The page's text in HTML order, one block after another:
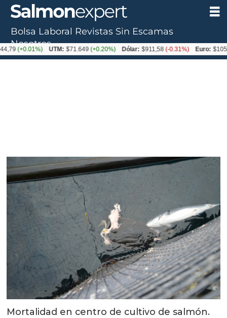
Mortalidad en centro de cultivo de salmón.
Bolsa Laboral Revistas Sin Escamas
Nosotros
UTM: $71.649(+0.20%) Dólar: $911,58(-0.31%) Euro: $1053,36(-